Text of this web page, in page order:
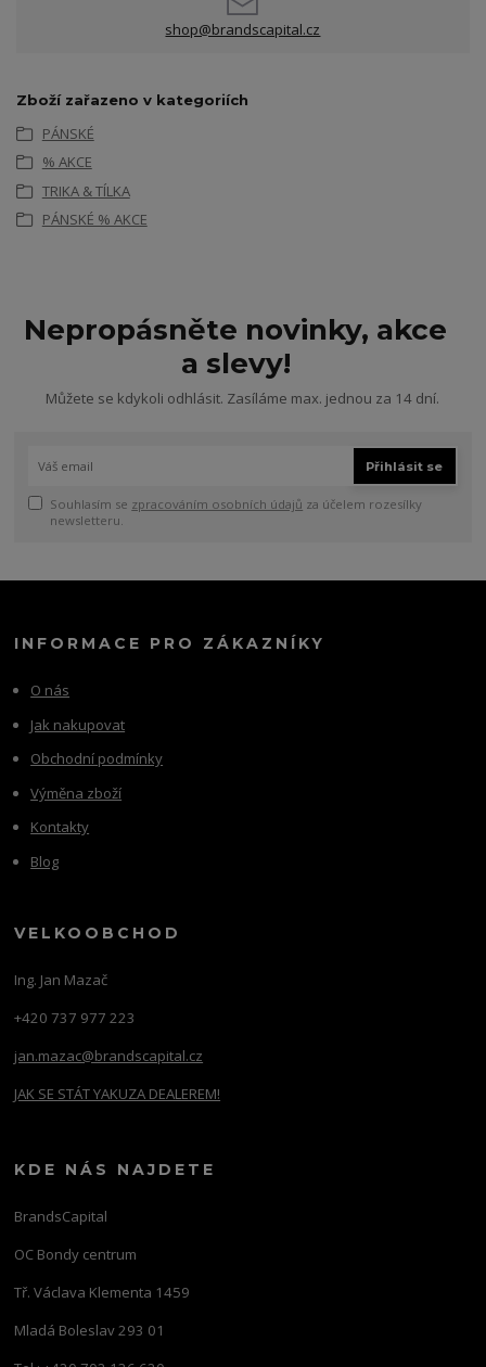
shop@brandscapital.cz
Zboží zařazeno v kategoriích
PÁNSKÉ
% AKCE
TRIKA & TÍLKA
PÁNSKÉ % AKCE
Nepropásněte novinky, akce
a slevy!
Můžete se kdykoli odhlásit. Zasíláme max. jednou za 14 dní.
Přihlásit se
Souhlasím se zpracováním osobních údajů za účelem rozesílky
newsletteru.
INFORMACE PRO ZÁKAZNÍKY
O nás
Jak nakupovat
Obchodní podmínky
Výměna zboží
Kontakty
Blog
VELKOOBCHOD
Ing. Jan Mazač
+420 737 977 223
jan.mazac@brandscapital.cz
JAK SE STÁT YAKUZA DEALEREM!
KDE NÁS NAJDETE
BrandsCapital
OC Bondy centrum
Tř. Václava Klementa 1459
Mladá Boleslav 293 01